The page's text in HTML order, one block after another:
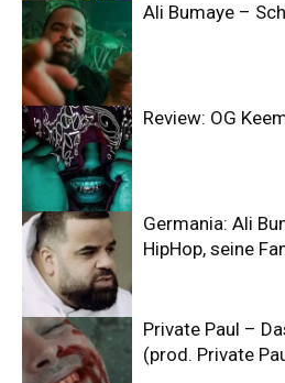
Ali Bumaye –
Review: OG
Germania: Ali
HipHop, seine
Private Paul –
(prod. Private